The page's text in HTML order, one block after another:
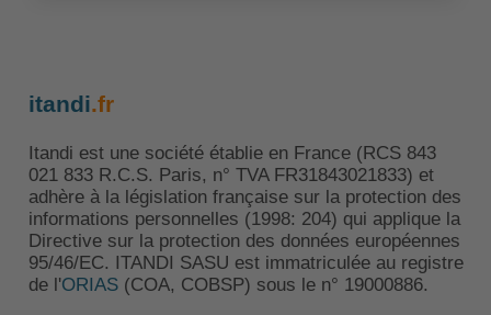
itandi.fr
Itandi est une société établie en France (RCS 843
021 833 R.C.S. Paris, n° TVA FR31843021833) et
adhère à la législation française sur la protection des
informations personnelles (1998: 204) qui applique la
Directive sur la protection des données européennes
95/46/EC. ITANDI SASU est immatriculée au registre
de l'ORIAS(COA, COBSP) sous le n° 19000886.